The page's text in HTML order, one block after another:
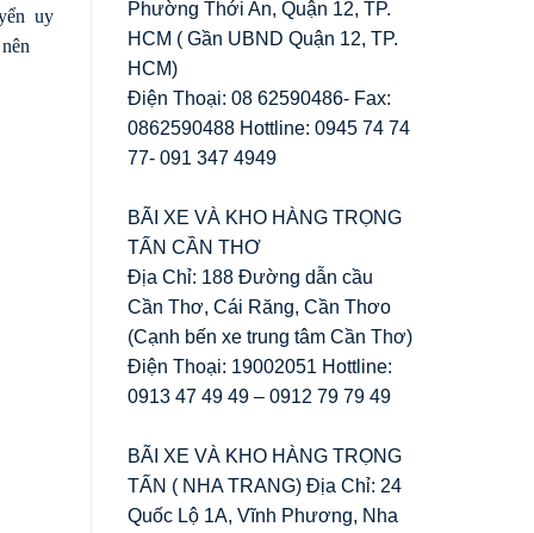
uy
Phường Thới An, Quận 12, TP.
HCM ( Gần UBND Quận 12, TP.
HCM)
Điện Thoại: 08 62590486- Fax:
0862590488 Hottline: 0945 74 74
77- 091 347 4949
BÃI XE VÀ KHO HÀNG TRỌNG
TẤN CẦN THƠ
Địa Chỉ: 188 Đường dẫn cầu
Cần Thơ, Cái Răng, Cần Thơo
(Cạnh bến xe trung tâm Cần Thơ)
Điện Thoại: 19002051 Hottline:
0913 47 49 49 – 0912 79 79 49
BÃI XE VÀ KHO HÀNG TRỌNG
TẤN ( NHA TRANG) Địa Chỉ: 24
Quốc Lộ 1A, Vĩnh Phương, Nha